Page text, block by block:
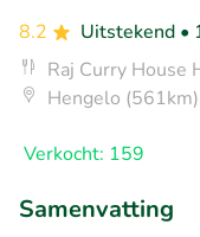
8.2 Uitstekend •
Raj Curry House
Hengelo (561km)
Verkocht: 159
Samenvatting